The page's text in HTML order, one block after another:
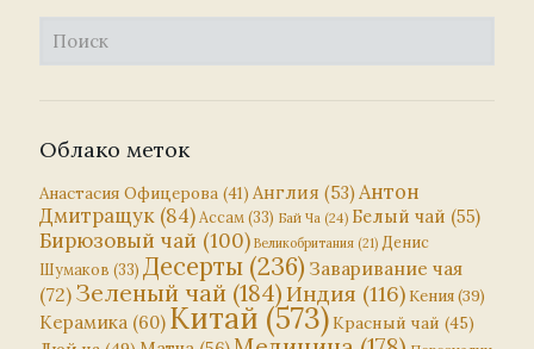
Облако меток
Анастасия Офицерова (41) Англия (53) Антон
Дмитращук (84) Ассам (33) Бай Ча (24) Белый чай (55)
Бирюзовый чай (100) Великобритания (21) Денис
Шумаков (33) Десерты (236) Заваривание чая
(72) Зеленый чай (184)Индия (116) Кения(39)
Керамика (60) Китай (573)Красный чай (45)